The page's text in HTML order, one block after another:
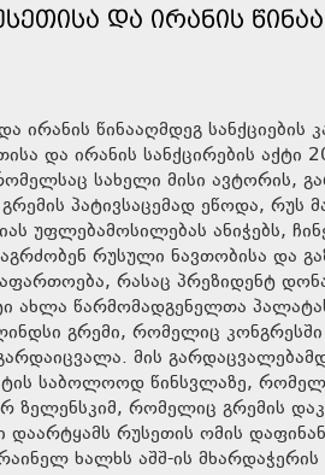
ᲓᲐ ᲘᲠᲐᲜᲘᲡ
ირანის წინააღმდეგ
და ირანის სანქცირების აქტი
სახელი მისი
პატივსაცემად ეწოდა, რუს
უფლებამოსილებას ანიჭებს,
რუსული ნავთობისა და
რასაც პრეზიდენტ
ახლა წარმომადგენელთა
გრემი, რომელიც
მის
საბოლოოდ წინსვლაზე,
ზელენსკიმ, რომელიც გრემის
დაარტყამს რუსეთის ომის
ხალხს აშშ-ის მხარდაჭერის